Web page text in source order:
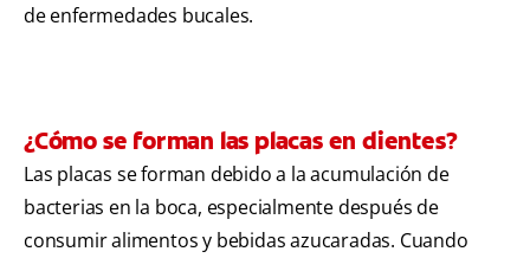
de enfermedades bucales.
¿Cómo se forman las placas en dientes?
Las placas se forman debido a la acumulación de
bacterias en la boca, especialmente después de
consumir alimentos y bebidas azucaradas. Cuando